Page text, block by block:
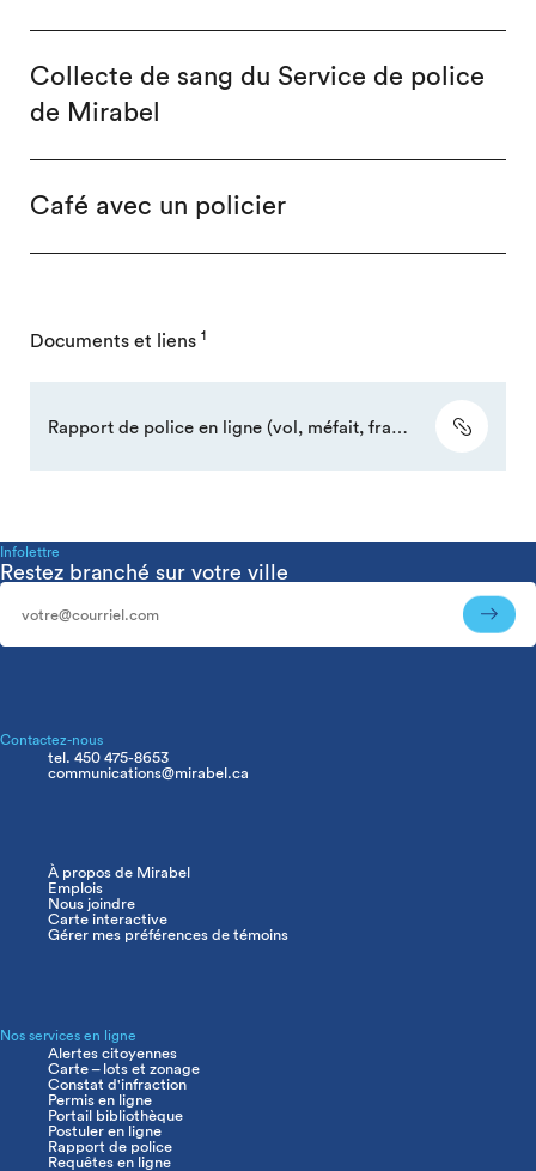
Collecte de sang du Service de police
de Mirabel
Café avec un policier
Documents et liens 1
Rapport de police en ligne (vol, méfait, fraude ou objet perdu)
Infolettre
Infolettre
Restez branché sur votre ville
Contactez-nous
tel. 450 475-8653
communications@mirabel.ca
Navigation
principale
À propos de Mirabel
Emplois
Nous joindre
Carte interactive
Gérer mes préférences de témoins
Nos services en ligne
Alertes citoyennes
Carte – lots et zonage
Constat d'infraction
Permis en ligne
Portail bibliothèque
Postuler en ligne
Rapport de police
Requêtes en ligne